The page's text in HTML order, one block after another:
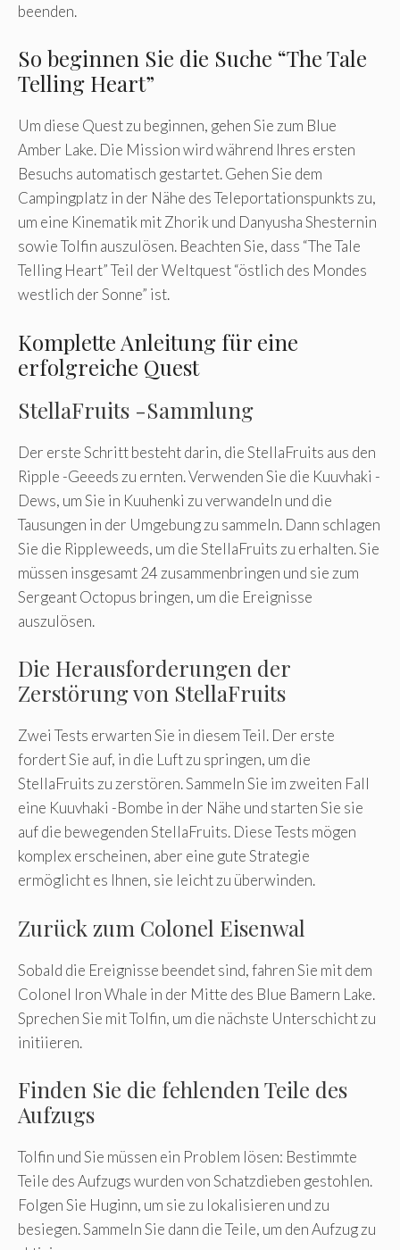
beenden.
So beginnen Sie die Suche “The Tale
Telling Heart”
Um diese Quest zu beginnen, gehen Sie zum Blue
Amber Lake. Die Mission wird während Ihres ersten
Besuchs automatisch gestartet. Gehen Sie dem
Campingplatz in der Nähe des Teleportationspunkts zu,
um eine Kinematik mit Zhorik und Danyusha Shesternin
sowie Tolfin auszulösen. Beachten Sie, dass “The Tale
Telling Heart” Teil der Weltquest “östlich des Mondes
westlich der Sonne” ist.
Komplette Anleitung für eine
erfolgreiche Quest
StellaFruits -Sammlung
Der erste Schritt besteht darin, die StellaFruits aus den
Ripple -Geeeds zu ernten. Verwenden Sie die Kuuvhaki -
Dews, um Sie in Kuuhenki zu verwandeln und die
Tausungen in der Umgebung zu sammeln. Dann schlagen
Sie die Rippleweeds, um die StellaFruits zu erhalten. Sie
müssen insgesamt 24 zusammenbringen und sie zum
Sergeant Octopus bringen, um die Ereignisse
auszulösen.
Die Herausforderungen der
Zerstörung von StellaFruits
Zwei Tests erwarten Sie in diesem Teil. Der erste
fordert Sie auf, in die Luft zu springen, um die
StellaFruits zu zerstören. Sammeln Sie im zweiten Fall
eine Kuuvhaki -Bombe in der Nähe und starten Sie sie
auf die bewegenden StellaFruits. Diese Tests mögen
komplex erscheinen, aber eine gute Strategie
ermöglicht es Ihnen, sie leicht zu überwinden.
Zurück zum Colonel Eisenwal
Sobald die Ereignisse beendet sind, fahren Sie mit dem
Colonel Iron Whale in der Mitte des Blue Bamern Lake.
Sprechen Sie mit Tolfin, um die nächste Unterschicht zu
initiieren.
Finden Sie die fehlenden Teile des
Aufzugs
Tolfin und Sie müssen ein Problem lösen: Bestimmte
Teile des Aufzugs wurden von Schatzdieben gestohlen.
Folgen Sie Huginn, um sie zu lokalisieren und zu
besiegen. Sammeln Sie dann die Teile, um den Aufzug zu